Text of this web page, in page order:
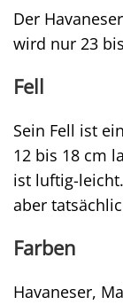
Der
wird nur 23
Fell
Sein Fell ist
12 bis 18 cm
ist luftig-
aber
Farben
Havaneser,